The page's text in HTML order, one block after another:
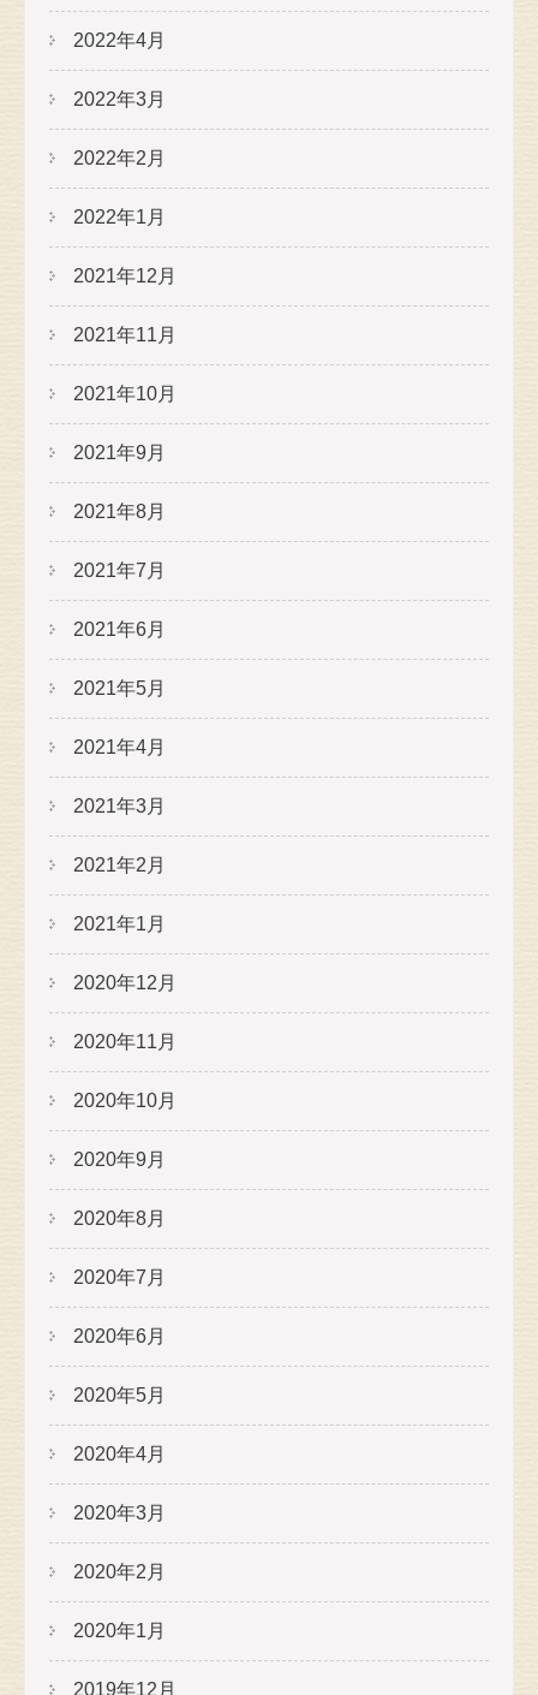
2022年4月
2022年3月
2022年2月
2022年1月
2021年12月
2021年11月
2021年10月
2021年9月
2021年8月
2021年7月
2021年6月
2021年5月
2021年4月
2021年3月
2021年2月
2021年1月
2020年12月
2020年11月
2020年10月
2020年9月
2020年8月
2020年7月
2020年6月
2020年5月
2020年4月
2020年3月
2020年2月
2020年1月
2019年12月